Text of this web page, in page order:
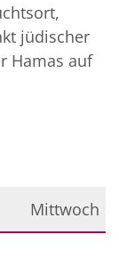
jüdischer
Hamas auf
Mittwoch